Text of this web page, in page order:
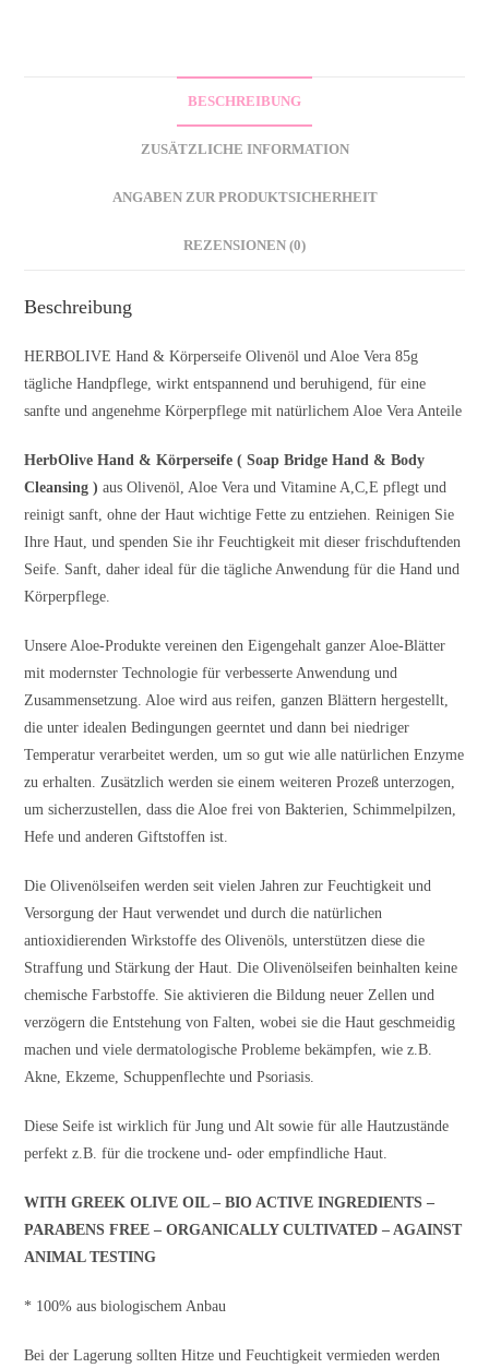
BESCHREIBUNG
ZUSÄTZLICHE INFORMATION
ANGABEN ZUR PRODUKTSICHERHEIT
REZENSIONEN (0)
Beschreibung
HERBOLIVE Hand & Körperseife Olivenöl und Aloe Vera 85g
tägliche Handpflege, wirkt entspannend und beruhigend, für eine
sanfte und angenehme Körperpflege mit natürlichem Aloe Vera Anteile
HerbOlive Hand & Körperseife ( Soap Bridge Hand & Body
Cleansing )aus Olivenöl, Aloe Vera und Vitamine A,C,E pflegt und
reinigt sanft, ohne der Haut wichtige Fette zu entziehen. Reinigen Sie
Ihre Haut, und spenden Sie ihr Feuchtigkeit mit dieser frischduftenden
Seife. Sanft, daher ideal für die tägliche Anwendung für die Hand und
Körperpflege.
Unsere Aloe-Produkte vereinen den Eigengehalt ganzer Aloe-Blätter
mit modernster Technologie für verbesserte Anwendung und
Zusammensetzung. Aloe wird aus reifen, ganzen Blättern hergestellt,
die unter idealen Bedingungen geerntet und dann bei niedriger
Temperatur verarbeitet werden, um so gut wie alle natürlichen Enzyme
zu erhalten. Zusätzlich werden sie einem weiteren Prozeß unterzogen,
um sicherzustellen, dass die Aloe frei von Bakterien, Schimmelpilzen,
Hefe und anderen Giftstoffen ist.
Die Olivenölseifen werden seit vielen Jahren zur Feuchtigkeit und
Versorgung der Haut verwendet und durch die natürlichen
antioxidierenden Wirkstoffe des Olivenöls, unterstützen diese die
Straffung und Stärkung der Haut. Die Olivenölseifen beinhalten keine
chemische Farbstoffe. Sie aktivieren die Bildung neuer Zellen und
verzögern die Entstehung von Falten, wobei sie die Haut geschmeidig
machen und viele dermatologische Probleme bekämpfen, wie z.B.
Akne, Ekzeme, Schuppenflechte und Psoriasis.
Diese Seife ist wirklich für Jung und Alt sowie für alle Hautzustände
perfekt z.B. für die trockene und- oder empfindliche Haut.
WITH GREEK OLIVE OIL – BIO ACTIVE INGREDIENTS –
PARABENS FREE – ORGANICALLY CULTIVATED – AGAINST
ANIMAL TESTING
* 100% aus biologischem Anbau
Bei der Lagerung sollten Hitze und Feuchtigkeit vermieden werden